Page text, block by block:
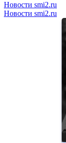
Новости smi2.ru
Новости smi2.ru